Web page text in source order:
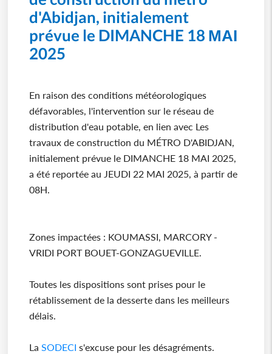
d'Abidjan, initialement
prévue le DIMANCHE 18 ΜΑΙ
2025
En raison des conditions météorologiques
défavorables, l'intervention sur le réseau de
distribution d'eau potable, en lien avec Les
travaux de construction du MÉTRO D'ABIDJAN,
initialement prévue le DIMANCHE 18 ΜΑΙ 2025,
a été reportée au JEUDI 22 MAI 2025, à partir de
08H.
Zones impactées : KOUMASSI, MARCORY -
VRIDI PORT BOUET-GONZAGUEVILLE.
Toutes les dispositions sont prises pour le
rétablissement de la desserte dans les meilleurs
délais.
La SODECI s'excuse pour les désagréments.